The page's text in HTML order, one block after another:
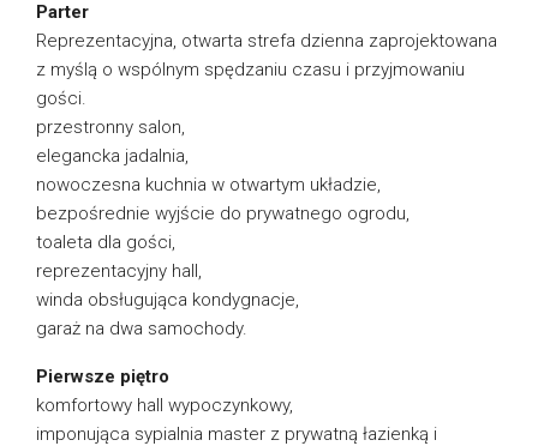
Parter
Reprezentacyjna, otwarta strefa dzienna zaprojektowana
z myślą o wspólnym spędzaniu czasu i przyjmowaniu
gości.
przestronny salon,
elegancka jadalnia,
nowoczesna kuchnia w otwartym układzie,
bezpośrednie wyjście do prywatnego ogrodu,
toaleta dla gości,
reprezentacyjny hall,
winda obsługująca kondygnacje,
garaż na dwa samochody.
Pierwsze piętro
komfortowy hall wypoczynkowy,
imponująca sypialnia master z prywatną łazienką i